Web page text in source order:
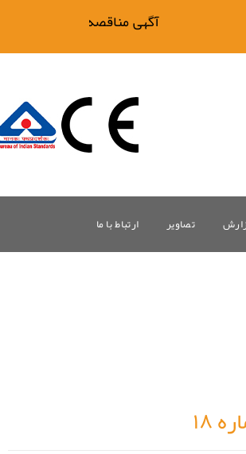
آگهی مناقصه فیلتر بیگ وان
ارتباط با ما تصاویر
۱۸